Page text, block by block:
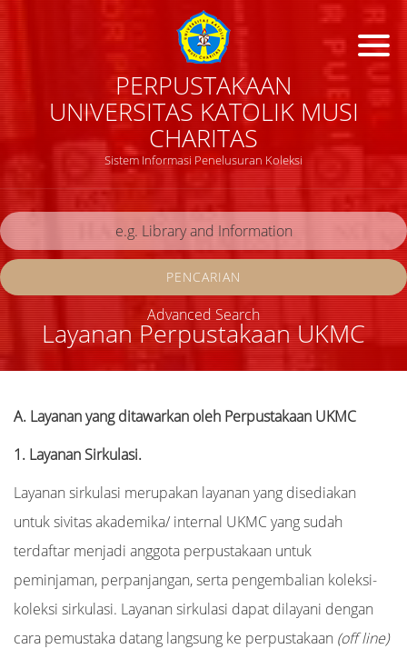
PERPUSTAKAAN
UNIVERSITAS KATOLIK MUSI
CHARITAS
Sistem Informasi Penelusuran Koleksi
Layanan Perpustakaan UKMC
PENCARIAN
Advanced Search
A. Layanan yang ditawarkan oleh Perpustakaan UKMC
1. Layanan Sirkulasi.
Layanan sirkulasi merupakan layanan yang disediakan
untuk sivitas akademika/ internal UKMC yang sudah
terdaftar menjadi anggota perpustakaan untuk
peminjaman, perpanjangan, serta pengembalian koleksi-
koleksi sirkulasi. Layanan sirkulasi dapat dilayani dengan
cara pemustaka datang langsung ke perpustakaan (off line)